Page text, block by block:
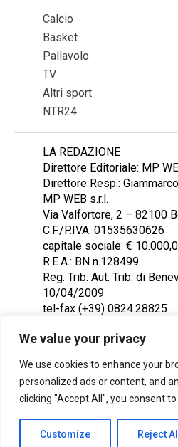
We value your privacy
We use cookies to enhance your
personalized ads or content, and
clicking "Accept All", you consent
Customize Reject All
Calcio
Basket
Pallavolo
TV
Altri sport
NTR24
LA REDAZIONE
Direttore Editoriale: MP
Direttore Resp.:
MP WEB s.r.l.
Via Valfortore, 2 – 82100
C.F./P.IVA: 01535630626
capitale sociale: €
R.E.A.: BN n.128499
Reg. Trib. Aut. Trib. di
10/04/2009
tel-fax (+39) 0824.28825